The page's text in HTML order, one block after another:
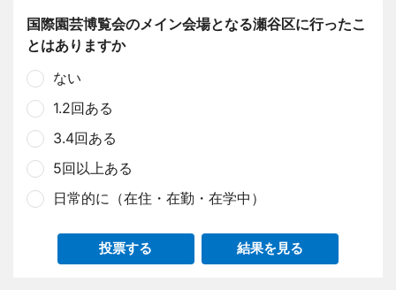
国際園芸博覧会のメイン会場となる瀬谷区に行ったこ
とはありますか
ない
1.2回ある
3.4回ある
5回以上ある
日常的に（在住・在勤・在学中）
投票する 結果を見る